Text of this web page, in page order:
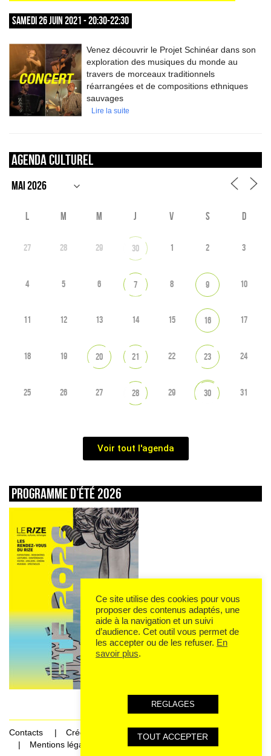
SAMEDI 26 JUIN 2021 - 20:30-22:30
Venez découvrir le Projet Schinéar dans son
exploration des musiques du monde au
travers de morceaux traditionnels
réarrangées et de compositions ethniques
sauvages
Lire la suite
Agenda culturel
L M M J V S D
27 28 29 30 1 2 3
4 5 6 7 8 9 10
11 12 13 14 15 16 17
18 19 20 21 22 23 24
25 26 27 28 29 30 31
Voir tout l'agenda
Programme d’été 2026
Contacts
Crédits
Mentions légales et données personnelles
Ce site utilise des cookies pour vous
proposer des contenus adaptés, une
aide à la navigation et un suivi
d’audience. Cet outil vous permet de
les accepter ou de les refuser. En
savoir plus.
REGLAGES
TOUT ACCEPTER